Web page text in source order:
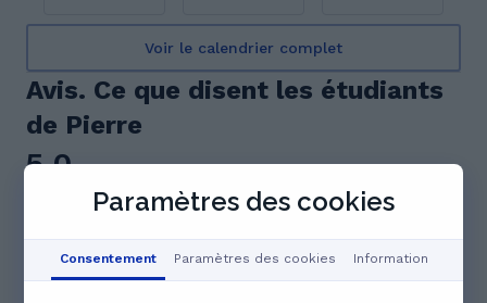
Voir le calendrier complet
Avis. Ce que disent les étudiants
de Pierre
5.0
Résumé des retours
Paramètres des cookies
Consentement Paramètres des cookies Information